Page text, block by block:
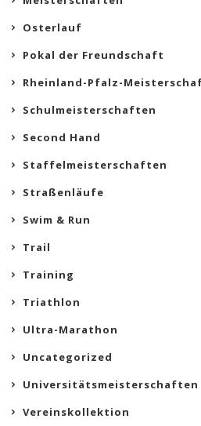
Osterlauf
Pokal der Freundschaft
Rheinland-Pfalz-
Schulmeisterschaften
Second Hand
Staffelmeisterschaften
Straßenläufe
Swim & Run
Trail
Training
Triathlon
Ultra-Marathon
Uncategorized
Universitätsmeisterschaften
Vereinskollektion